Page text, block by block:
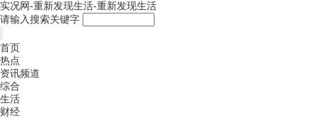
实况网-重新发现生活-重新发现生活
请输入搜索关键字
首页
热点
资讯频道
综合
生活
财经